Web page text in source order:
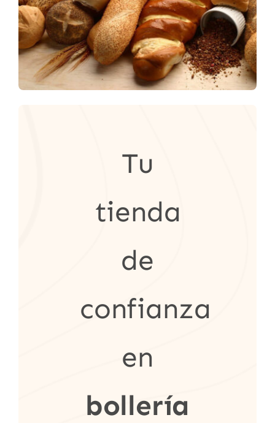
Tu
tienda
de
confianza
en
bollería